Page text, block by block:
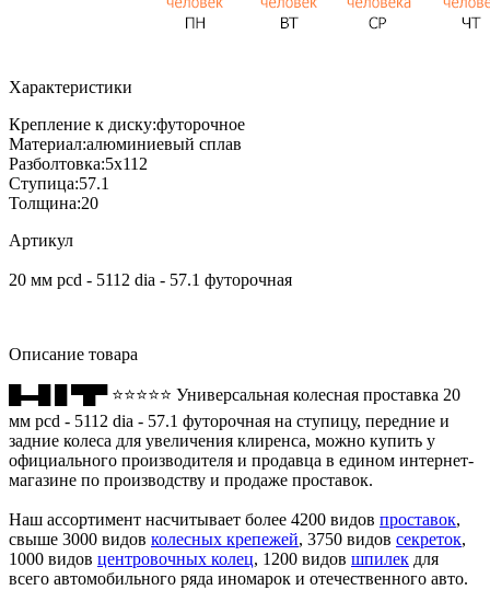
Характеристики
Крепление к диску:футорочное
Материал:алюминиевый сплав
Разболтовка:5x112
Ступица:57.1
Толщина:20
Артикул
20 мм pcd - 5112 dia - 57.1 футорочная
Описание товара
█▬█ █ ▀█▀ ⭐⭐⭐⭐⭐ Универсальная колесная проставка 20
мм pcd - 5112 dia - 57.1 футорочная на ступицу, передние и
задние колеса для увеличения клиренса, можно купить у
официального производителя и продавца в едином интернет-
магазине по производству и продаже проставок.
Наш ассортимент насчитывает более 4200 видов проставок,
свыше 3000 видов колесных крепежей, 3750 видов секреток,
1000 видов центровочных колец, 1200 видов шпилек для
всего автомобильного ряда иномарок и отечественного авто.